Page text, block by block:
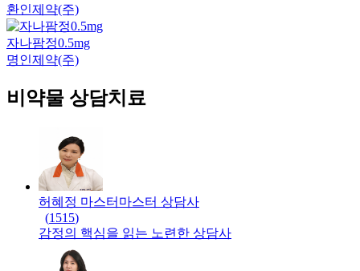
환인제약(주)
자나팜정0.5mg
명인제약(주)
비약물 상담치료
허혜정 마스터 마스터 상담사
(1515)
감정의 핵심을 읽는 노련한 상담사